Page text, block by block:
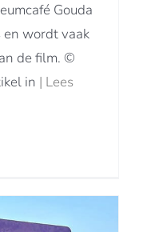
Gouda
en wordt vaak
de film. ©
in | Lees